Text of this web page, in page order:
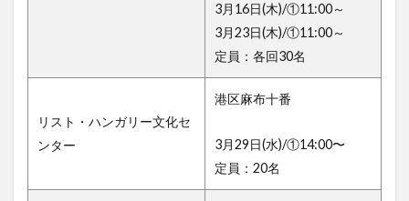
3月16日(木)/①11:00～
3月23日(木)/①11:00～
定員：各回30名
リスト・ハンガリー文化セ
ンター
港区麻布十番
3月29日(水)/①14:00〜
定員：20名